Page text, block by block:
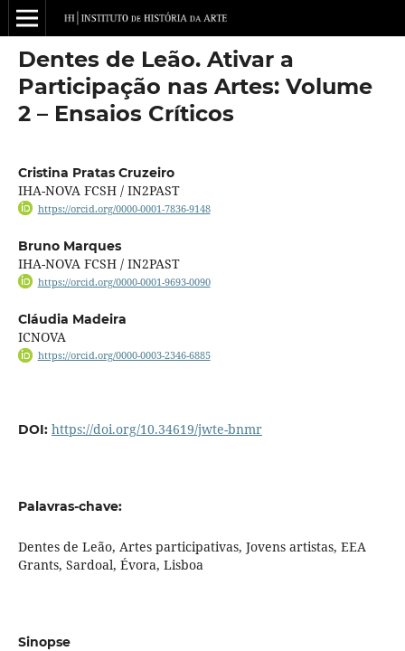
Dentes de Leão. Ativar a
Participação nas Artes: Volume
2 – Ensaios Críticos
Cristina Pratas Cruzeiro
IHA-NOVA FCSH / IN2PAST
https://orcid.org/0000-0001-7836-9148
Bruno Marques
IHA-NOVA FCSH / IN2PAST
https://orcid.org/0000-0001-9693-0090
Cláudia Madeira
ICNOVA
https://orcid.org/0000-0003-2346-6885
DOI: https://doi.org/10.34619/jwte-bnmr
Palavras-chave:
Dentes de Leão, Artes participativas, Jovens artistas, EEA
Grants, Sardoal, Évora, Lisboa
Sinopse